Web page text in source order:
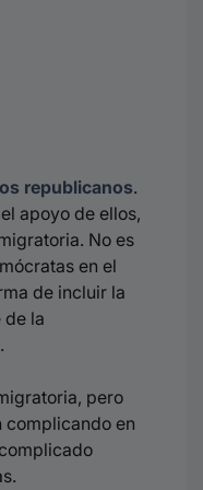
republicanos.
apoyo de ellos,
No es
en el
de incluir la
la
pero
complicando en